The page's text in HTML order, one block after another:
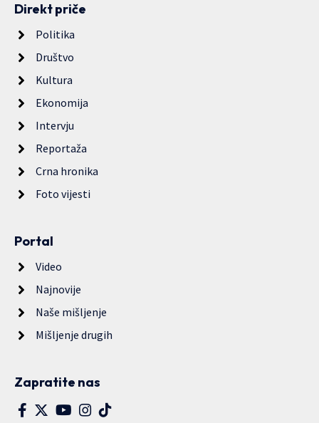
Direkt priče
Politika
Društvo
Kultura
Ekonomija
Intervju
Reportaža
Crna hronika
Foto vijesti
Portal
Video
Najnovije
Naše mišljenje
Mišljenje drugih
Zapratite nas